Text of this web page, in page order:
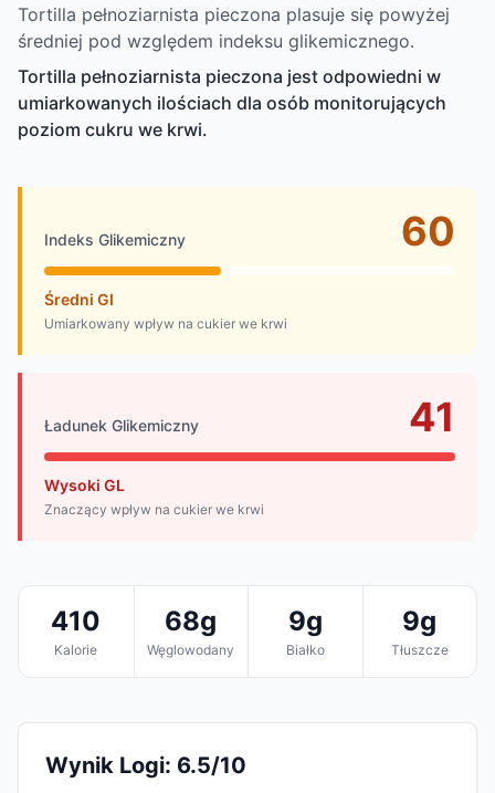
Tortilla pełnoziarnista pieczona plasuje się powyżej
średniej pod względem indeksu glikemicznego.
Tortilla pełnoziarnista pieczona jest odpowiedni w
umiarkowanych ilościach dla osób monitorujących
poziom cukru we krwi.
Indeks Glikemiczny 60
Średni GI
Umiarkowany wpływ na cukier we krwi
Ładunek Glikemiczny 41
Wysoki GL
Znaczący wpływ na cukier we krwi
410
Kalorie
68g
Węglowodany
9g
Białko
9g
Tłuszcze
Wynik Logi: 6.5/10